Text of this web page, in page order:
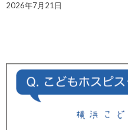
2026年7月21日